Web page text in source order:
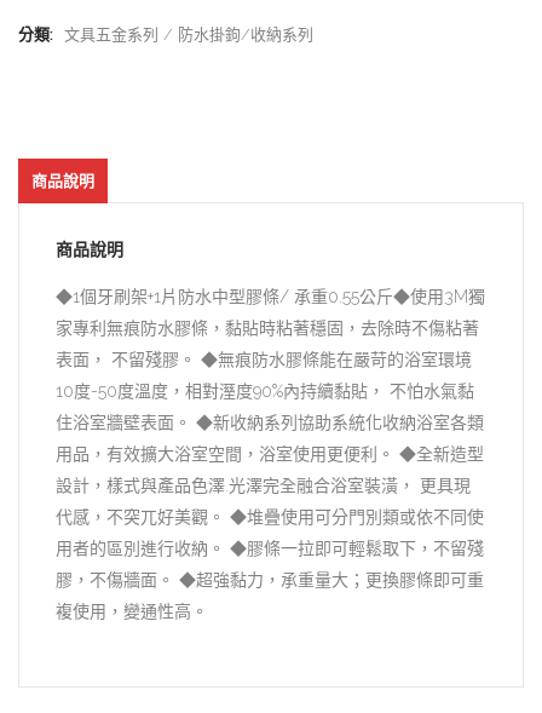
分類: 文具五金系列 防水掛鉤/收納系列
商品說明
商品說明
◆1個牙刷架+1片防水中型膠條/ 承重0.55公斤◆使用3M獨
家專利無痕防水膠條，黏貼時粘著穩固，去除時不傷粘著
表面， 不留殘膠。 ◆無痕防水膠條能在嚴苛的浴室環境
10度-50度溫度，相對溼度90%內持續黏貼， 不怕水氣黏
住浴室牆壁表面。 ◆新收納系列協助系統化收納浴室各類
用品，有效擴大浴室空間，浴室使用更便利。 ◆全新造型
設計，樣式與產品色澤.光澤完全融合浴室裝潢， 更具現
代感，不突兀好美觀。 ◆堆疊使用可分門別類或依不同使
用者的區別進行收納。 ◆膠條一拉即可輕鬆取下，不留殘
膠，不傷牆面。 ◆超強黏力，承重量大；更換膠條即可重
複使用，變通性高。